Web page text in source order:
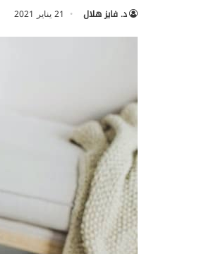
د. فايز هلال 21 يناير 2021